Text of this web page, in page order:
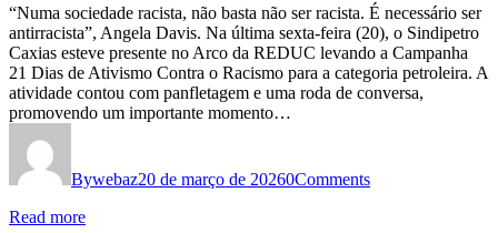
“Numa sociedade racista, não basta não ser racista. É necessário ser
antirracista”, Angela Davis. Na última sexta-feira (20), o Sindipetro
Caxias esteve presente no Arco da REDUC levando a Campanha
21 Dias de Ativismo Contra o Racismo para a categoria petroleira. A
atividade contou com panfletagem e uma roda de conversa,
promovendo um importante momento…
Bywebaz20 de março de 20260Comments
Read more